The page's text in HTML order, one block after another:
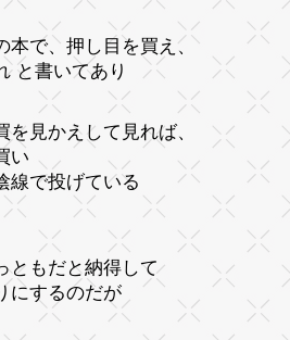
本で、押し目を買え、
と書いてあり
を見かえして見れば、
い
線で投げている
ともだと納得して
にするのだが